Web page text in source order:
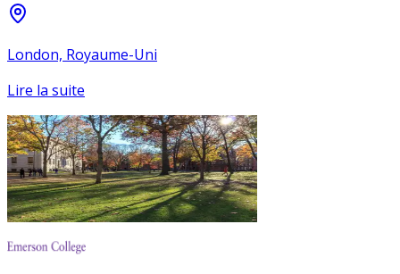
London, Royaume-Uni
Lire la suite